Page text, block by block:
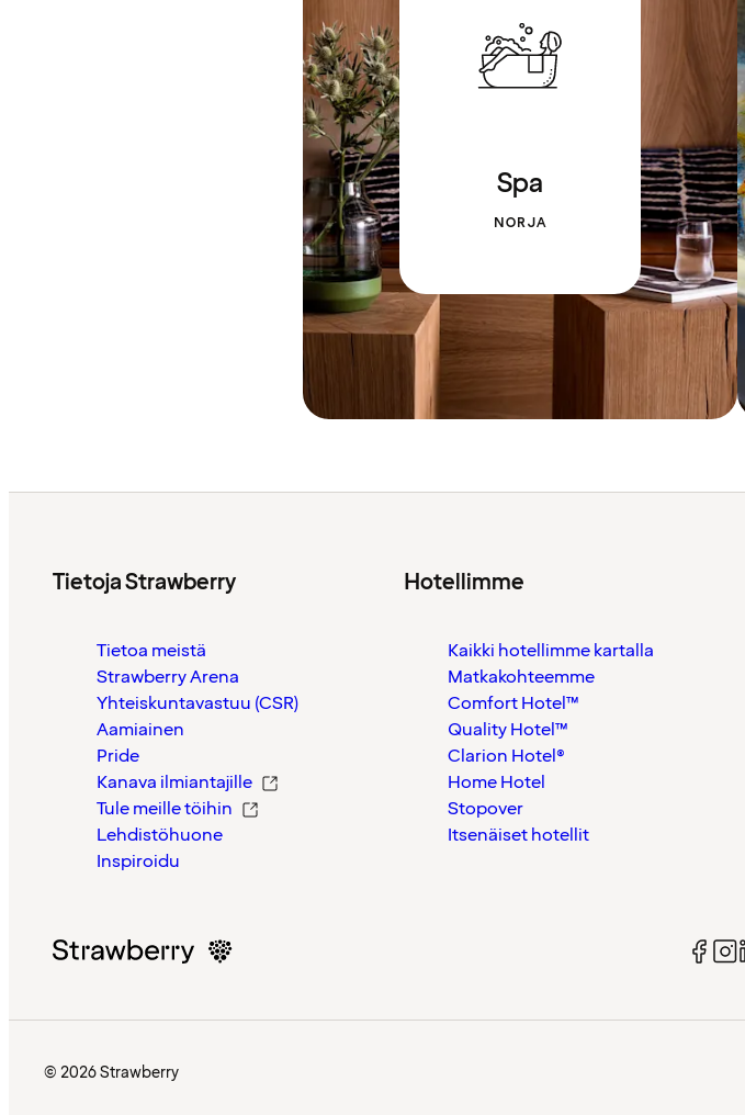
Spa
NORJA
Tietoja Strawberry
Tietoa meistä
Strawberry Arena
Yhteiskuntavastuu (CSR)
Aamiainen
Pride
Kanava ilmiantajille
Tule meille töihin
Lehdistöhuone
Inspiroidu
Hotellimme
Kaikki hotellimme kartalla
Matkakohteemme
Comfort Hotel™
Quality Hotel™
Clarion Hotel®
Home Hotel
Stopover
Itsenäiset hotellit
© 2026 Strawberry